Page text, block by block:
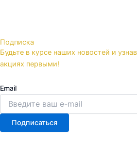
Подписка
Будьте в курсе наших новостей и
акциях первыми!
Email
Подписаться